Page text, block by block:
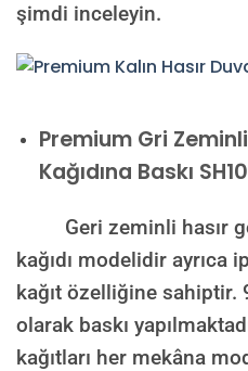
şimdi inceleyin.
Premium Gri
Kağıdına Baskı
Geri zeminli hasır
kağıdı modelidir ayrıca
kağıt özelliğine sahiptir.
olarak baskı
kağıtları her mekâna